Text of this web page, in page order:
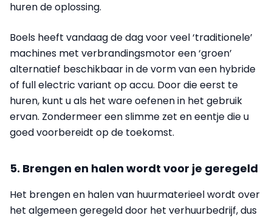
huren de oplossing.
Boels heeft vandaag de dag voor veel ‘traditionele’
machines met verbrandingsmotor een ‘groen’
alternatief beschikbaar in de vorm van een hybride
of full electric variant op accu. Door die eerst te
huren, kunt u als het ware oefenen in het gebruik
ervan. Zondermeer een slimme zet en eentje die u
goed voorbereidt op de toekomst.
5. Brengen en halen wordt voor je geregeld
Het brengen en halen van huurmaterieel wordt over
het algemeen geregeld door het verhuurbedrijf, dus